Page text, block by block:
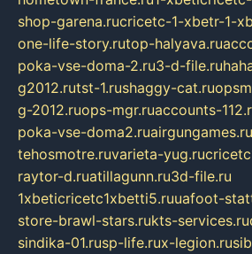
shop-garena.rucricetc-1-xbetr-1-
one-life-story.rutop-halyava.ru
poka-vse-doma-2.ru3-d-file.ru
g2012.rutst-1.rushaggy-cat.ru
g-2012.ruops-mgr.ruaccounts-
poka-vse-doma2.ruairgungames.ru
tehosmotre.ruvarieta-yug.ru
raytor-d.ruatillagunn.ru3d-file.ru
1xbeticricetc1xbetti5.ruuafoot-
store-brawl-stars.rukts-services.ru
sindika-01.rusp-life.rux-legion.ru